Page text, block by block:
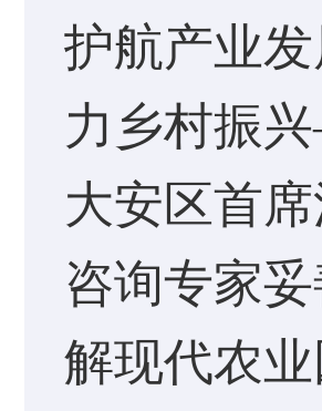
护航产业
力乡村振
大安区首
咨询专家
解现代农